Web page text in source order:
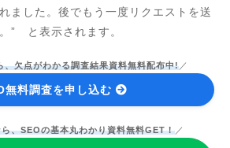
ました。後でもう一度リクエストを送
” と表示されます。
、欠点がわかる調査結果資料無料配布中!／
無料調査を申し込む
ら、SEOの基本丸わかり資料無料GET！／